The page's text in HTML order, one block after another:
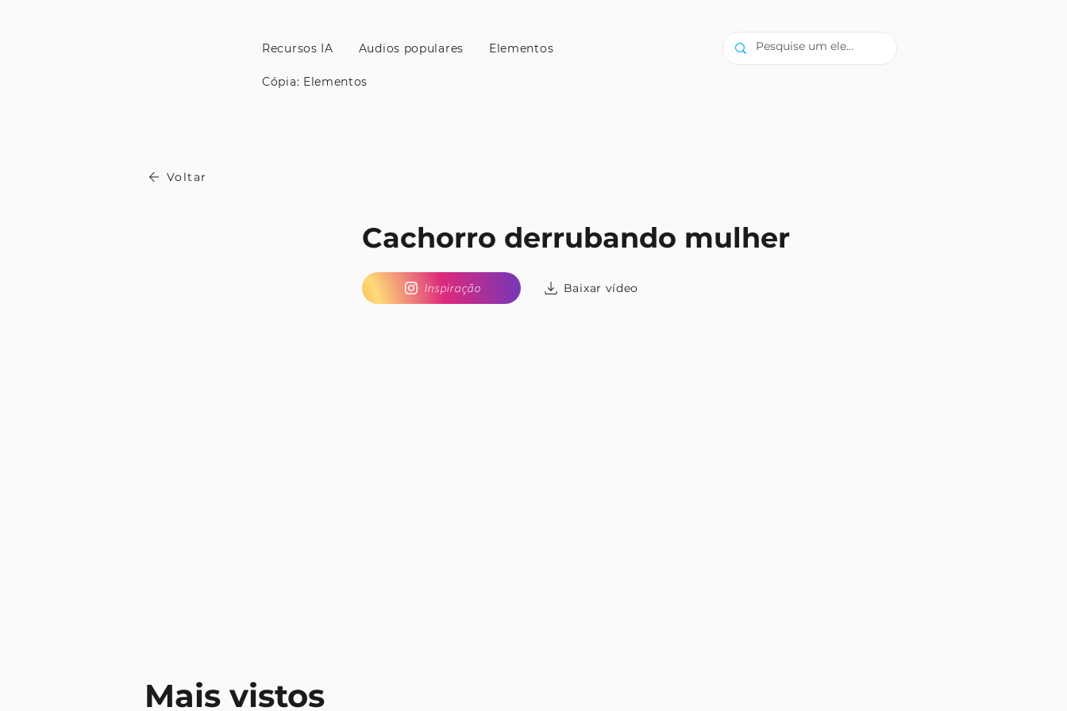
Recursos IA Audios populares Elementos
Cópia: Elementos
Voltar
Cachorro derrubando mulher
Inspiração Baixar vídeo
Mais vistos